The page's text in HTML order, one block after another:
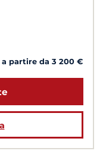
a partire da 3 200 €